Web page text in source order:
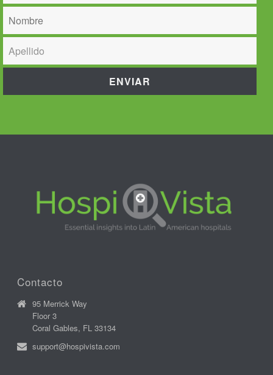
Contacto
95 Merrick Way
Floor 3
Coral Gables, FL 33134
support@hospivista.com